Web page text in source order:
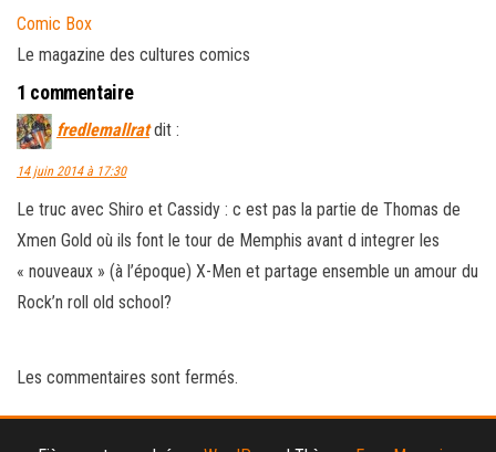
Comic Box
Le magazine des cultures comics
1 commentaire
fredlemallrat dit :
14 juin 2014 à 17:30
Le truc avec Shiro et Cassidy : c est pas la partie de Thomas de
Xmen Gold où ils font le tour de Memphis avant d integrer les
« nouveaux » (à l’époque) X-Men et partage ensemble un amour du
Rock’n roll old school?
Les commentaires sont fermés.